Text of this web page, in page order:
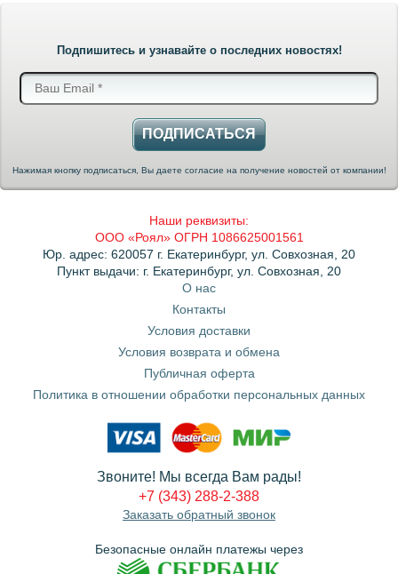
Подпишитесь и узнавайте о последних новостях!
ПОДПИСАТЬСЯ
Нажимая кнопку подписаться, Вы даете согласие на получение новостей от компании!
Наши реквизиты:
ООО «Роял» ОГРН 1086625001561
Юр. адрес: 620057 г. Екатеринбург, ул. Совхозная, 20
Пункт выдачи: г. Екатеринбург, ул. Совхозная, 20
О нас
Контакты
Условия доставки
Условия возврата и обмена
Публичная оферта
Политика в отношении обработки персональных данных
Звоните! Мы всегда Вам рады!
+7 (343) 288-2-388
Заказать обратный звонок
Безопасные онлайн платежы через